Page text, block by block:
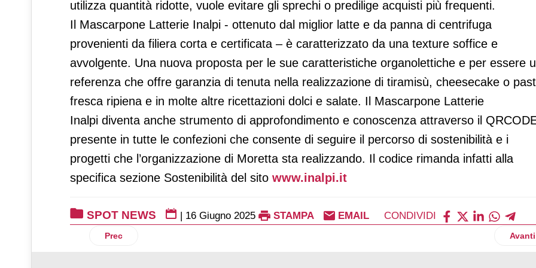
utilizza quantità ridotte, vuole evitare gli sprechi o predilige acquisti più frequenti.
Il Mascarpone Latterie Inalpi - ottenuto dal miglior latte e da panna di centrifuga
provenienti da filiera corta e certificata – è caratterizzato da una texture soffice e
avvolgente. Una nuova proposta per le sue caratteristiche organolettiche e per essere
referenza che offre garanzia di tenuta nella realizzazione di tiramisù, cheesecake o
fresca ripiena e in molte altre ricettazioni dolci e salate. Il Mascarpone Latterie
Inalpi diventa anche strumento di approfondimento e conoscenza attraverso il
presente in tutte le confezioni che consente di seguire il percorso di sostenibilità e i
progetti che l’organizzazione di Moretta sta realizzando. Il codice rimanda infatti alla
specifica sezione Sostenibilità del sito www.inalpi.it
SPOT NEWS | 16 Giugno 2025 STAMPA EMAIL CONDIVIDI
Articolo precedente: Comexposium: il debutto dell'evento retail di Parigi arriva in un momento cruciale
Prec Avanti